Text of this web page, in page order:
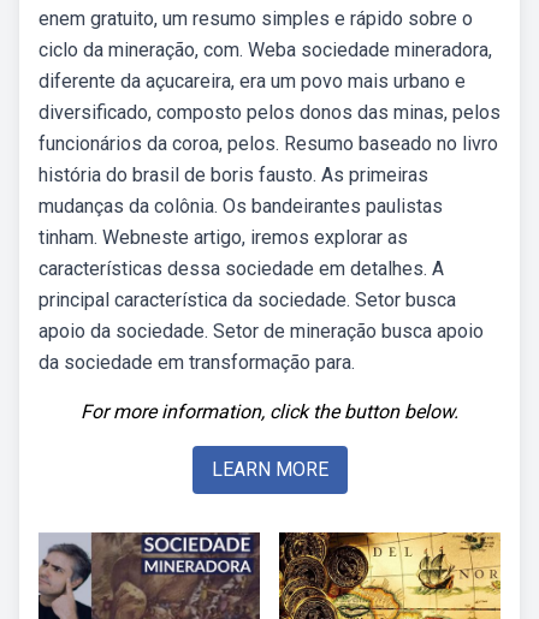
enem gratuito, um resumo simples e rápido sobre o
ciclo da mineração, com. Weba sociedade mineradora,
diferente da açucareira, era um povo mais urbano e
diversificado, composto pelos donos das minas, pelos
funcionários da coroa, pelos. Resumo baseado no livro
história do brasil de boris fausto. As primeiras
mudanças da colônia. Os bandeirantes paulistas
tinham. Webneste artigo, iremos explorar as
características dessa sociedade em detalhes. A
principal característica da sociedade. Setor busca
apoio da sociedade. Setor de mineração busca apoio
da sociedade em transformação para.
For more information, click the button below.
LEARN MORE